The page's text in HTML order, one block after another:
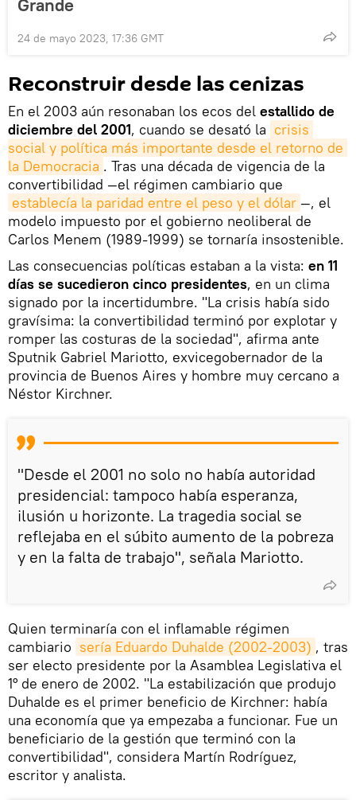
Grande
24 de mayo 2023, 17:36 GMT
Reconstruir desde las cenizas
En el 2003 aún resonaban los ecos del estallido de
diciembre del 2001, cuando se desató la crisis
social y política más importante desde el retorno de
la Democracia . Tras una década de vigencia de la
convertibilidad —el régimen cambiario que
establecía la paridad entre el peso y el dólar —, el
modelo impuesto por el gobierno neoliberal de
Carlos Menem (1989-1999) se tornaría insostenible.
Las consecuencias políticas estaban a la vista: en 11
días se sucedieron cinco presidentes, en un clima
signado por la incertidumbre. "La crisis había sido
gravísima: la convertibilidad terminó por explotar y
romper las costuras de la sociedad", afirma ante
Sputnik Gabriel Mariotto, exvicegobernador de la
provincia de Buenos Aires y hombre muy cercano a
Néstor Kirchner.
"Desde el 2001 no solo no había autoridad
presidencial: tampoco había esperanza,
ilusión u horizonte. La tragedia social se
reflejaba en el súbito aumento de la pobreza
y en la falta de trabajo", señala Mariotto.
Quien terminaría con el inflamable régimen
cambiario sería Eduardo Duhalde (2002-2003) , tras
ser electo presidente por la Asamblea Legislativa el
1° de enero de 2002. "La estabilización que produjo
Duhalde es el primer beneficio de Kirchner: había
una economía que ya empezaba a funcionar. Fue un
beneficiario de la gestión que terminó con la
convertibilidad", considera Martín Rodríguez,
escritor y analista.